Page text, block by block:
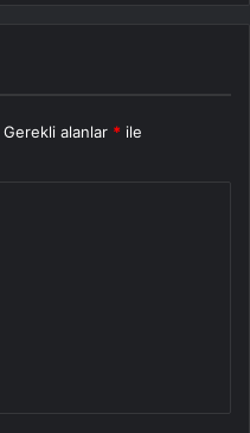
Gerekli alanlar * ile